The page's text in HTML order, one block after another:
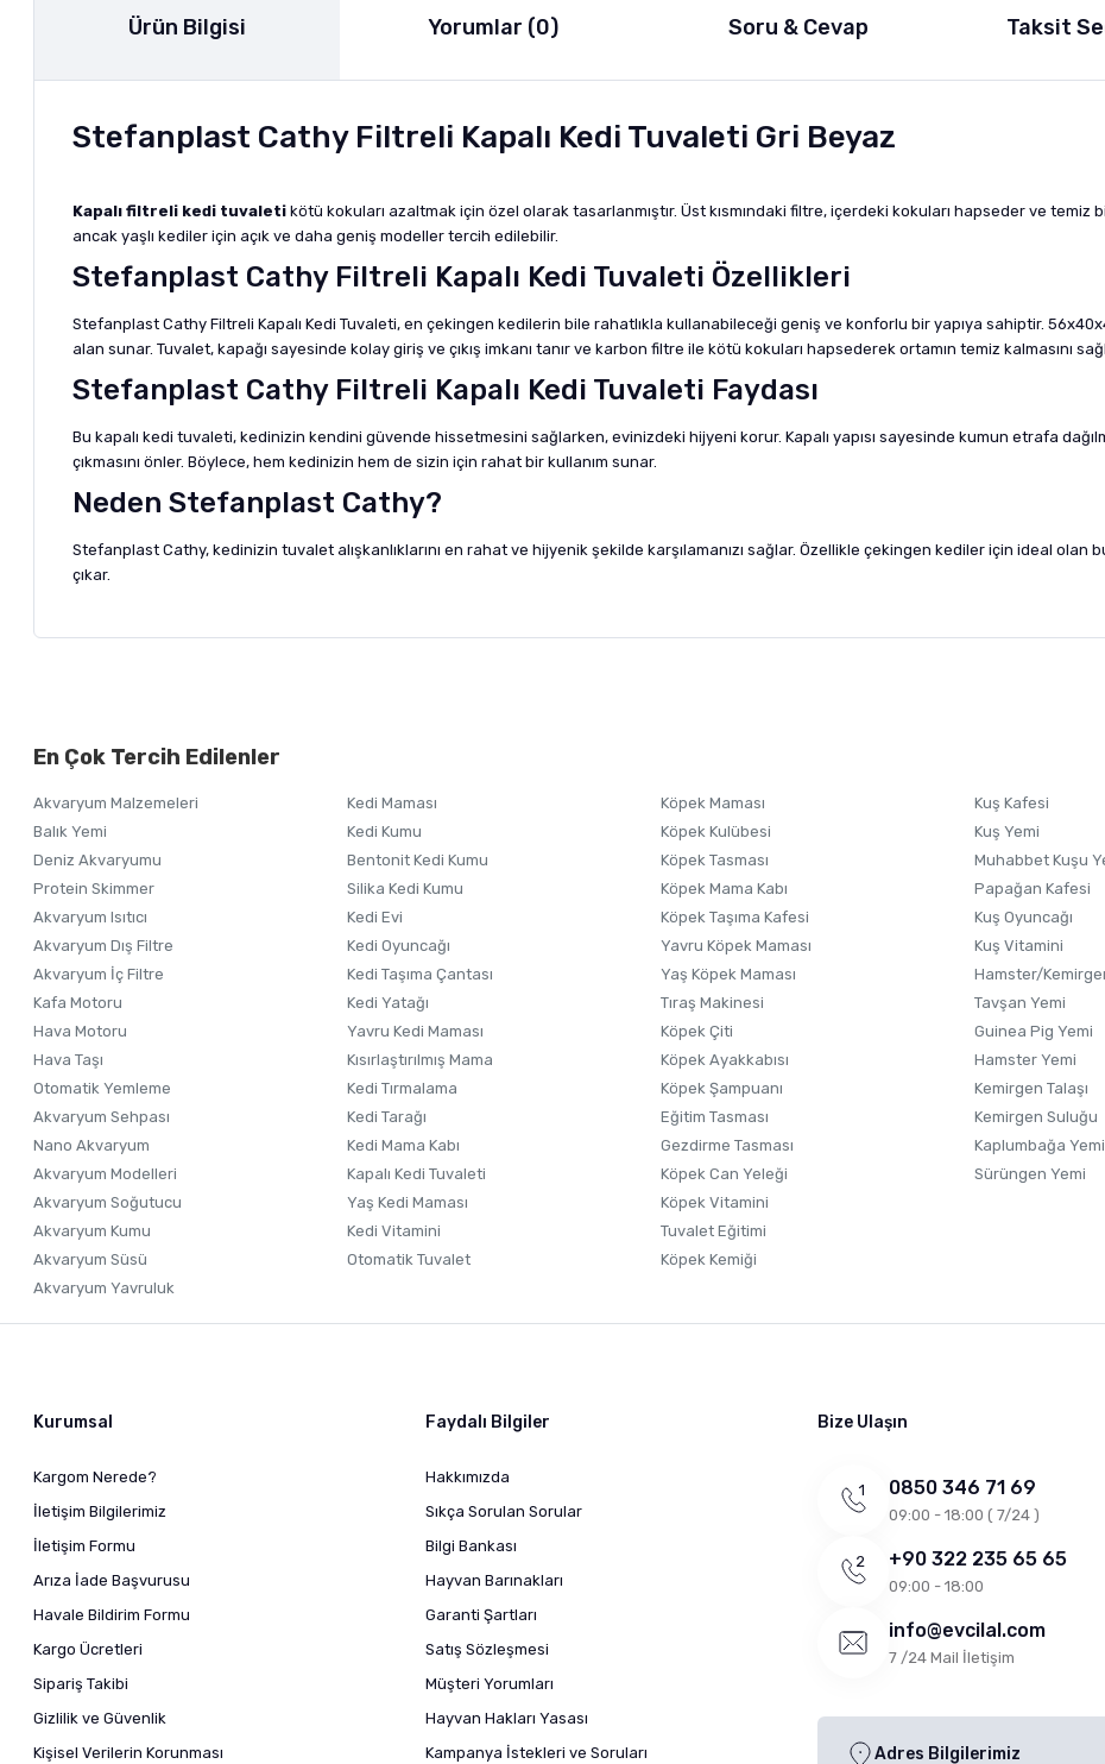
Ürün Bilgisi Yorumlar (0) Soru & Cevap Taksit
Stefanplast Cathy Filtreli Kapalı Kedi Tuvaleti Gri Beyaz
Kapalı filtreli kedi tuvaleti kötü kokuları azaltmak için özel olarak tasarlanmıştır. Üst kısmındaki filtre, içerdeki kokuları hapseder ve temiz
ancak yaşlı kediler için açık ve daha geniş modeller tercih edilebilir.
Stefanplast Cathy Filtreli Kapalı Kedi Tuvaleti Özellikleri
Stefanplast Cathy Filtreli Kapalı Kedi Tuvaleti, en çekingen kedilerin bile rahatlıkla kullanabileceği geniş ve konforlu bir yapıya sahiptir.
alan sunar. Tuvalet, kapağı sayesinde kolay giriş ve çıkış imkanı tanır ve karbon filtre ile kötü kokuları hapsederek ortamın temiz kalmasını
Stefanplast Cathy Filtreli Kapalı Kedi Tuvaleti Faydası
Bu kapalı kedi tuvaleti, kedinizin kendini güvende hissetmesini sağlarken, evinizdeki hijyeni korur. Kapalı yapısı sayesinde kumun etrafa
çıkmasını önler. Böylece, hem kedinizin hem de sizin için rahat bir kullanım sunar.
Neden Stefanplast Cathy?
Stefanplast Cathy, kedinizin tuvalet alışkanlıklarını en rahat ve hijyenik şekilde karşılamanızı sağlar. Özellikle çekingen kediler için ideal olan
çıkar.
Ürünü Satın Al ve Yorumla
Ürün açıklamasında eksik bilgiler bulunuyor.
Ürün fiyatı diğer sitelerden daha pahalı.
Bu ürüne benzer farklı alternatifler olmalı.
Gönder
En Çok Tercih Edilenler
Akvaryum Malzemeleri
Balık Yemi
Deniz Akvaryumu
Protein Skimmer
Akvaryum Isıtıcı
Akvaryum Dış Filtre
Akvaryum İç Filtre
Kafa Motoru
Hava Motoru
Hava Taşı
Otomatik Yemleme
Akvaryum Sehpası
Nano Akvaryum
Akvaryum Modelleri
Akvaryum Soğutucu
Akvaryum Kumu
Akvaryum Süsü
Akvaryum Yavruluk
Kedi Maması
Kedi Kumu
Bentonit Kedi Kumu
Silika Kedi Kumu
Kedi Evi
Kedi Oyuncağı
Kedi Taşıma Çantası
Kedi Yatağı
Yavru Kedi Maması
Kısırlaştırılmış Mama
Kedi Tırmalama
Kedi Tarağı
Kedi Mama Kabı
Kapalı Kedi Tuvaleti
Yaş Kedi Maması
Kedi Vitamini
Otomatik Tuvalet
Köpek Maması
Köpek Kulübesi
Köpek Tasması
Köpek Mama Kabı
Köpek Taşıma Kafesi
Yavru Köpek Maması
Yaş Köpek Maması
Tıraş Makinesi
Köpek Çiti
Köpek Ayakkabısı
Köpek Şampuanı
Eğitim Tasması
Gezdirme Tasması
Köpek Can Yeleği
Köpek Vitamini
Tuvalet Eğitimi
Köpek Kemiği
Kuş Kafesi
Kuş Yemi
Muhabbet Kuşu
Papağan Kafesi
Kuş Oyuncağı
Kuş Vitamini
Hamster/
Tavşan Yemi
Guinea Pig Yemi
Hamster Yemi
Kemirgen Talaşı
Kemirgen Suluğu
Kaplumbağa Yemi
Sürüngen Yemi
Kurumsal
Kargom Nerede?
İletişim Bilgilerimiz
İletişim Formu
Arıza İade Başvurusu
Havale Bildirim Formu
Kargo Ücretleri
Sipariş Takibi
Gizlilik ve Güvenlik
Kişisel Verilerin Korunması
Faydalı Bilgiler
Hakkımızda
Sıkça Sorulan Sorular
Bilgi Bankası
Hayvan Barınakları
Garanti Şartları
Satış Sözleşmesi
Müşteri Yorumları
Hayvan Hakları Yasası
Kampanya İstekleri ve Soruları
Bize Ulaşın
0850 346 71 69
09:00 - 18:00 ( 7/24 )
+90 322 235 65 65
09:00 - 18:00
info@evcilal.com
7 /24 Mail İletişim
Adres Bilgilerimiz